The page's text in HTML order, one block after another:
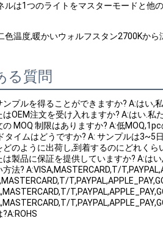
ルは1つのライトをマスターモードと他
色温度,暖かいウォルフスタン2700Kか
る質問
ンプルを得ることができますか? A:はい
はOEM注文を受け入れますか? A:はい.
の MOQ 制限はありますか? A:低
タイムはどうですか? A: サンプルは3~5
どのように出荷し,到着するのにどれく
は製品に保証を提供していますか? A:は
法? A:VISA,MASTERCARD,T/